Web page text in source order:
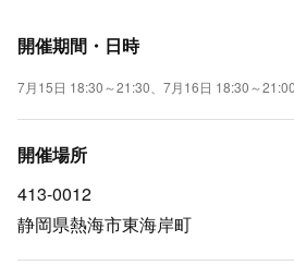
開催期間・日時
7月15日 18:30～21:30、7月16日 18:30～21:00
開催場所
413-0012
静岡県熱海市東海岸町